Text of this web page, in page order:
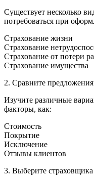
Существует несколько
потребоваться при
Страхование жизни
Страхование
Страхование от потери
Страхование имущества
2. Сравните
Изучите различные
факторы, как:
Стоимость
Покрытие
Исключение
Отзывы клиентов
3. Выберите страховщика